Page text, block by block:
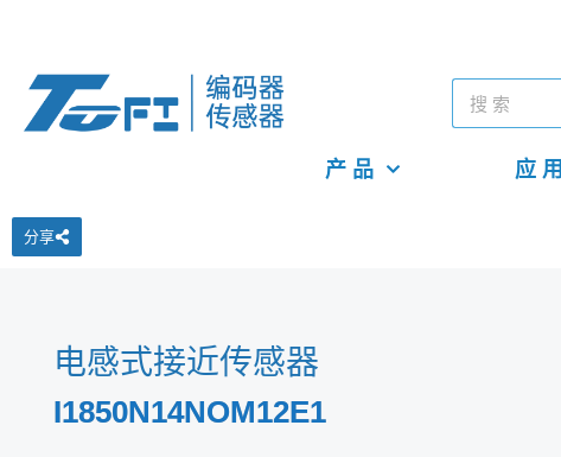
产 品 应 用
分享
电感式接近传感器
I1850N14NOM12E1